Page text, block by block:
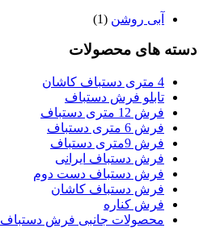
آبی روشن (1)
دسته های محصولات
4 متری دستباف کاشان
تابلو فرش دستباف
فرش 12 متری دستباف
فرش 6 متری دستباف
فرش 9متری دستباف
فرش دستباف ایرانی
فرش دستباف دست دوم
فرش دستباف کاشان
فرش کناره
محصولات جانبی فرش دستباف